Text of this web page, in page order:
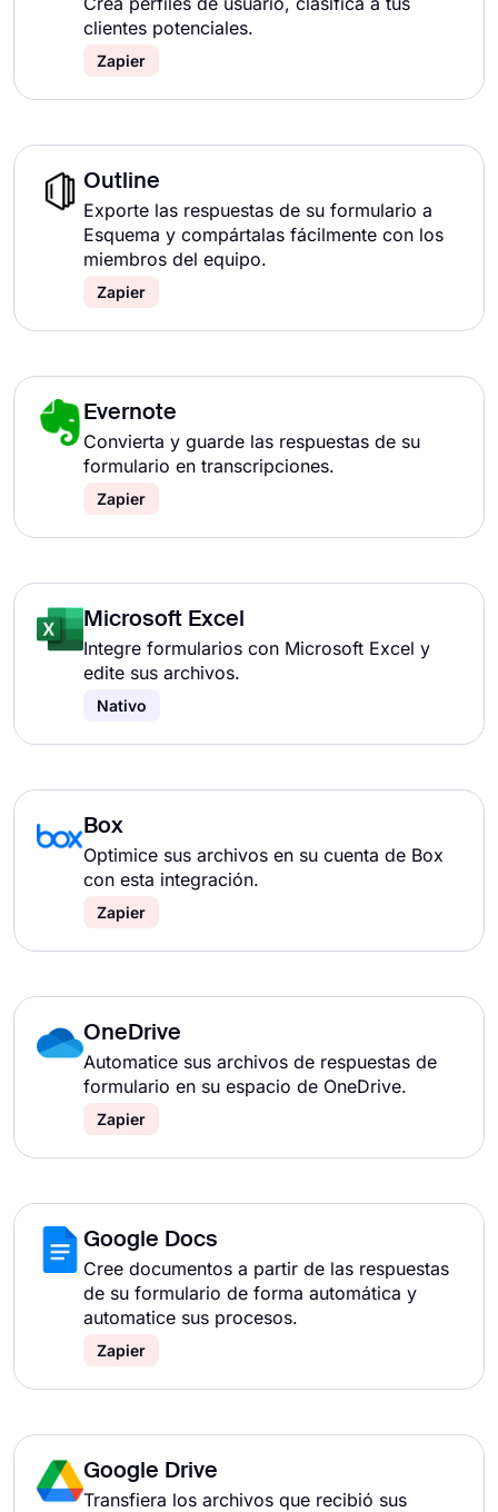
clientes potenciales.
Zapier
Outline
Exporte las respuestas de su formulario a
Esquema y compártalas fácilmente con los
miembros del equipo.
Zapier
Evernote
Convierta y guarde las respuestas de su
formulario en transcripciones.
Zapier
Microsoft Excel
Integre formularios con Microsoft Excel y
edite sus archivos.
Nativo
Box
Optimice sus archivos en su cuenta de Box
con esta integración.
Zapier
OneDrive
Automatice sus archivos de respuestas de
formulario en su espacio de OneDrive.
Zapier
Google Docs
Cree documentos a partir de las respuestas
de su formulario de forma automática y
automatice sus procesos.
Zapier
Google Drive
Transfiera los archivos que recibió sus